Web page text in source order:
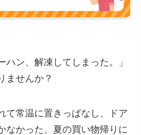
ハン、解凍してしまった。」
ませんか？
て常温に置きっぱなし、ドア
なかった、夏の買い物帰りに